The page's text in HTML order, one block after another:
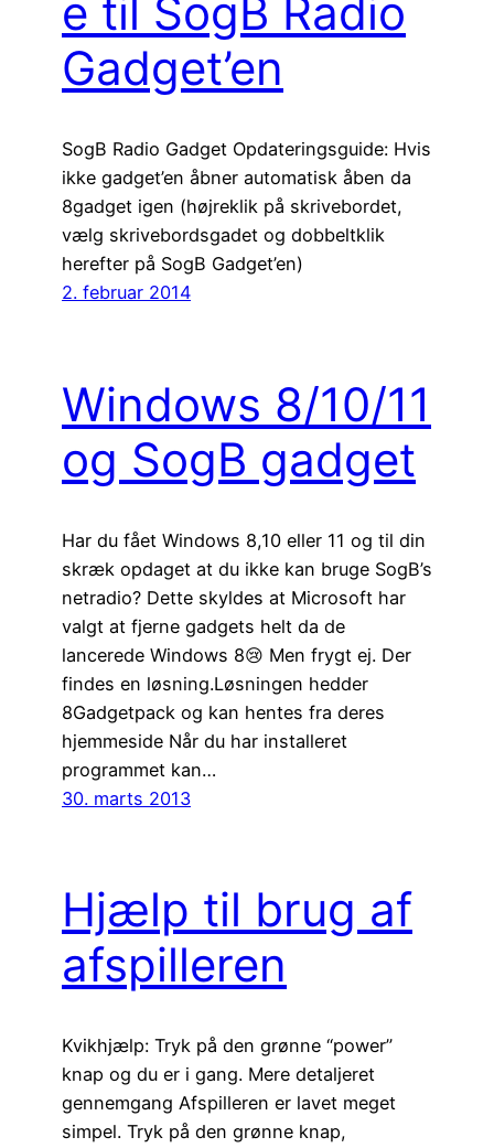
e til SogB Radio
Gadget’en
SogB Radio Gadget Opdateringsguide: Hvis
ikke gadget’en åbner automatisk åben da
8gadget igen (højreklik på skrivebordet,
vælg skrivebordsgadet og dobbeltklik
herefter på SogB Gadget’en)
2. februar 2014
Windows 8/10/11
og SogB gadget
Har du fået Windows 8,10 eller 11 og til din
skræk opdaget at du ikke kan bruge SogB’s
netradio? Dette skyldes at Microsoft har
valgt at fjerne gadgets helt da de
lancerede Windows 8😢 Men frygt ej. Der
findes en løsning.Løsningen hedder
8Gadgetpack og kan hentes fra deres
hjemmeside Når du har installeret
programmet kan…
30. marts 2013
Hjælp til brug af
afspilleren
Kvikhjælp: Tryk på den grønne “power”
knap og du er i gang. Mere detaljeret
gennemgang Afspilleren er lavet meget
simpel. Tryk på den grønne knap,